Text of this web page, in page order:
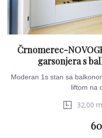
Črnomerec-
garsonjera s
Moderan 1s stan sa
liftom na
32.00